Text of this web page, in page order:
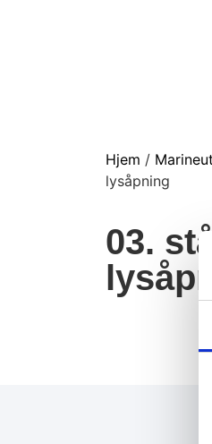
Hjem /
lysåpning
03.